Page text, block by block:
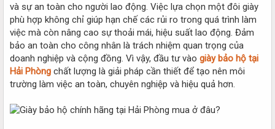
r
và sự an toàn cho người lao động. Việc lựa chọn một đôi giày
phù hợp không chỉ giúp hạn chế các rủi ro trong quá trình làm
việc mà còn nâng cao sự thoải mái, hiệu suất lao động. Đảm
bảo an toàn cho công nhân là trách nhiệm quan trọng của
doanh nghiệp và cộng đồng. Vì vậy, đầu tư vào giày bảo hộ tại
Hải Phòng chất lượng là giải pháp cần thiết để tạo nên môi
trường làm việc an toàn, chuyên nghiệp và hiệu quả hơn.